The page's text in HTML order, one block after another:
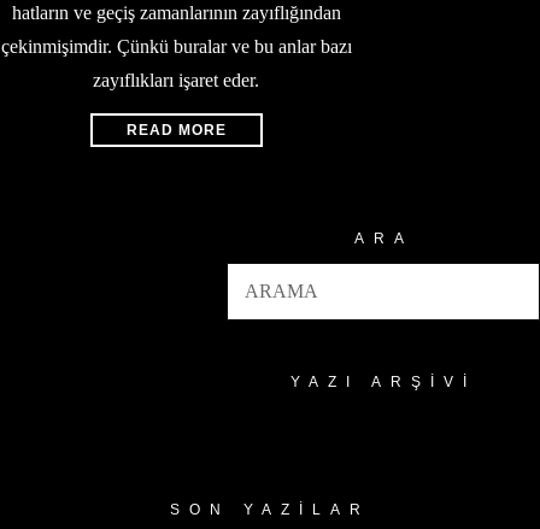
hatların ve geçiş zamanlarının zayıflığından
çekinmişimdir. Çünkü buralar ve bu anlar bazı
zayıflıkları işaret eder.
READ MORE
ARA
YAZI ARŞIVI
SON YAZILAR